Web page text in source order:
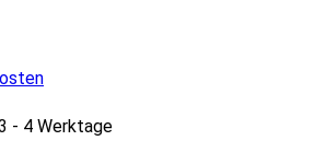
- 4 Werktage